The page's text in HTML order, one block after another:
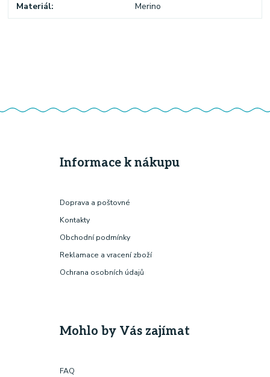
Materiál Merino
Informace k nákupu
Doprava a poštovné
Kontakty
Obchodní podmínky
Reklamace a vracení zboží
Ochrana osobních údajů
Mohlo by Vás zajímat
FAQ